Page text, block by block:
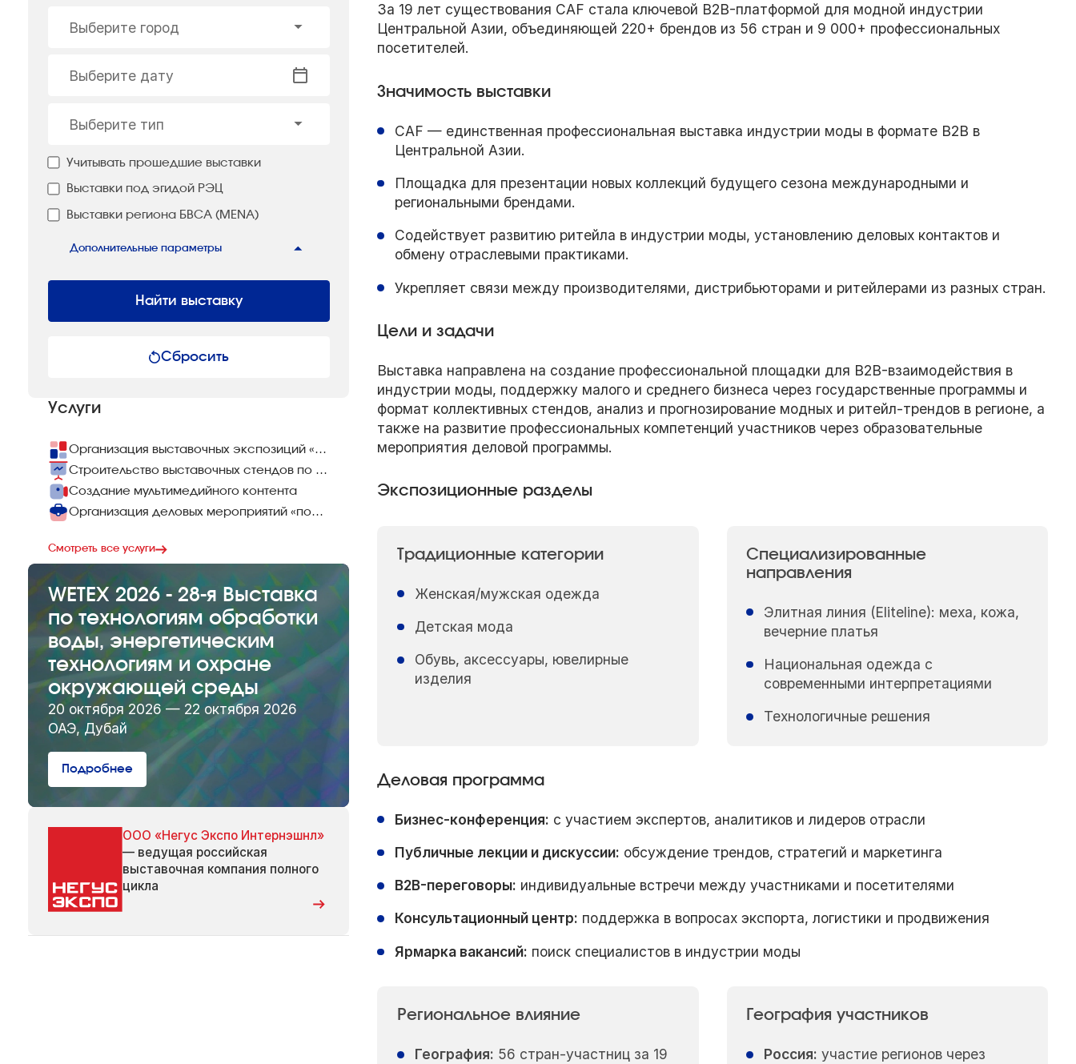
Выберите город
Выберите дату
Выберите тип
Учитывать прошедшие выставки
Выставки под эгидой РЭЦ
Выставки региона БВСА (MENA)
Дополнительные параметры
Найти выставку
Сбросить
Услуги
Организация выставочных экспозиций «под ключ»
Строительство выставочных стендов по всему миру
Создание мультимедийного контента
Организация деловых мероприятий «под ключ»
Смотреть все услуги
WETEX 2026 - 28-я Выставка
по технологиям обработки
воды, энергетическим
технологиям и охране
окружающей среды
20 октября 2026 — 22 октября 2026
ОАЭ, Дубай
Подробнее
ООО «Негус Экспо Интернэшнл»
— ведущая российская
выставочная компания полного
цикла
За 19 лет существования CAF стала ключевой B2B-платформой для модной индустрии
Центральной Азии, объединяющей 220+ брендов из 56 стран и 9 000+ профессиональных
посетителей.
Значимость выставки
CAF — единственная профессиональная выставка индустрии моды в формате B2B в
Центральной Азии.
Площадка для презентации новых коллекций будущего сезона международными и
региональными брендами.
Содействует развитию ритейла в индустрии моды, установлению деловых контактов и
обмену отраслевыми практиками.
Укрепляет связи между производителями, дистрибьюторами и ритейлерами из разных стран.
Цели и задачи
Выставка направлена на создание профессиональной площадки для B2B-взаимодействия в
индустрии моды, поддержку малого и среднего бизнеса через государственные программы и
формат коллективных стендов, анализ и прогнозирование модных и ритейл-трендов в регионе, а
также на развитие профессиональных компетенций участников через образовательные
мероприятия деловой программы.
Экспозиционные разделы
Традиционные категории
Женская/мужская одежда
Детская мода
Обувь, аксессуары, ювелирные
изделия
Специализированные
направления
Элитная линия (Eliteline): меха, кожа,
вечерние платья
Национальная одежда с
современными интерпретациями
Технологичные решения
Деловая программа
Бизнес-конференция: с участием экспертов, аналитиков и лидеров отрасли
Публичные лекции и дискуссии: обсуждение трендов, стратегий и маркетинга
B2B-переговоры: индивидуальные встречи между участниками и посетителями
Консультационный центр: поддержка в вопросах экспорта, логистики и продвижения
Ярмарка вакансий: поиск специалистов в индустрии моды
Региональное влияние
География: 56 стран-участниц за 19
География участников
Россия: участие регионов через